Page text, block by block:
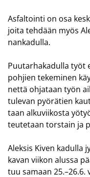
As­fal­toin­ti on osa
joita teh­dään myös
nan­ka­dul­la.
Puu­tar­ha­ka­dul­la työt
poh­jien te­ke­mi­nen
net­tä oh­ja­taan työn
tu­le­van pyö­rä­tien
taan al­ku­vii­kos­ta
teu­te­taan tors­tain ja
Alek­sis Kiven ka­dul­la
ka­van vii­kon alus­sa
tuu sa­maan